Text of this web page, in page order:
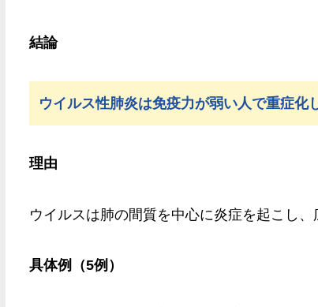
結論
ウイルス性肺炎は免疫力が弱い人で重症化
理由
ウイルスは肺の間質を中心に炎症を起こし、
具体例（5例）